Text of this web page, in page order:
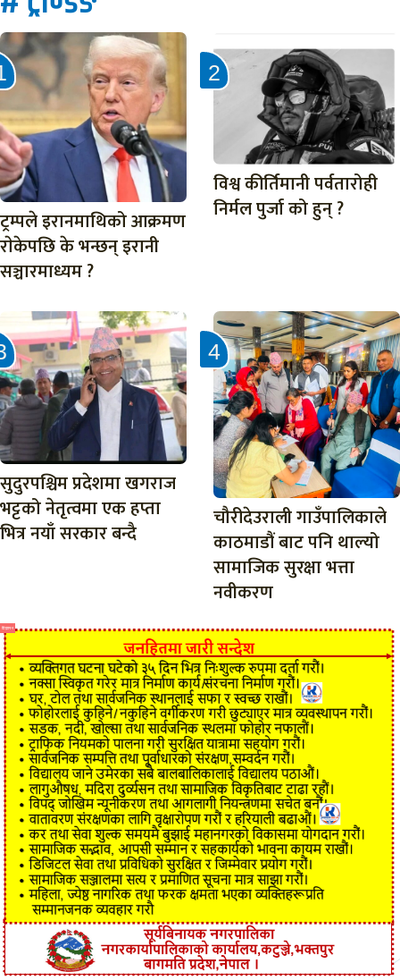
ट्रम्पले इरानमाथिको आक्रमण
राेकेपछि के भन्छन् इरानी
सञ्चारमाध्यम ?
विश्व कीर्तिमानी पर्वतारोही
निर्मल पुर्जा को हुन् ?
सुदुरपश्चिम प्रदेशमा खगराज
भट्टको नेतृत्वमा एक हप्ता
भित्र नयाँ सरकार बन्दै
चौरीदेउराली गाउँपालिकाले
काठमाडौं बाट पनि थाल्यो
सामाजिक सुरक्षा भत्ता
नवीकरण
विज्ञापन